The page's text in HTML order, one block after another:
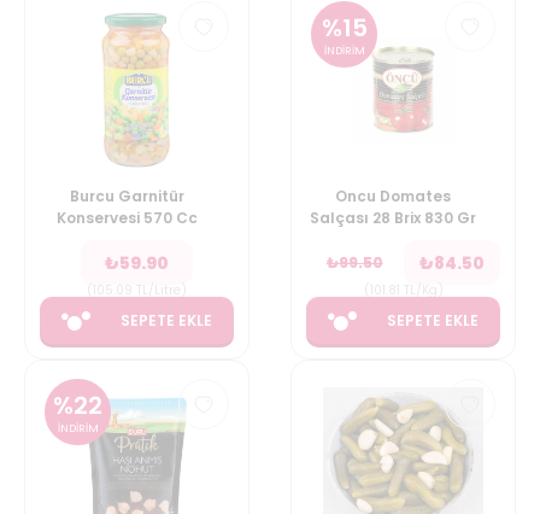
Burcu Garnitür
Konservesi 570 Cc
₺59.90
SEPETE EKLE
%15
İNDİRİM
Oncu Domates
Salçası 28 Brix 830 Gr
₺99.50 ₺84.50
SEPETE EKLE
%22
İNDİRİM